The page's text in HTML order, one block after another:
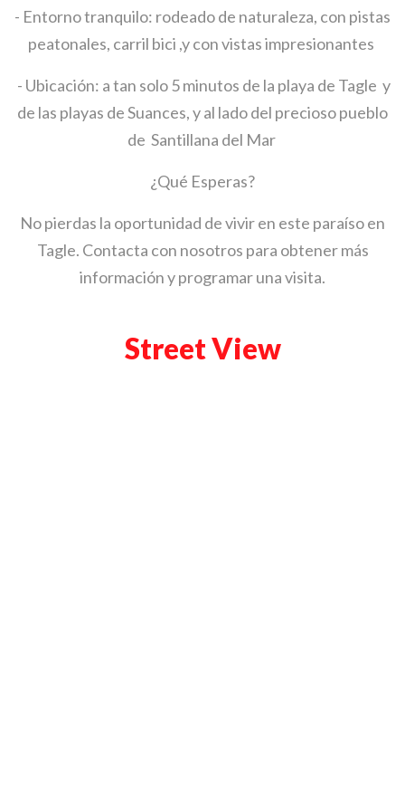
- Entorno tranquilo: rodeado de naturaleza, con pistas
peatonales, carril bici ,y con vistas impresionantes
- Ubicación: a tan solo 5 minutos de la playa de Tagle y
de las playas de Suances, y al lado del precioso pueblo
de Santillana del Mar
¿Qué Esperas?
No pierdas la oportunidad de vivir en este paraíso en
Tagle. Contacta con nosotros para obtener más
información y programar una visita.
Street View